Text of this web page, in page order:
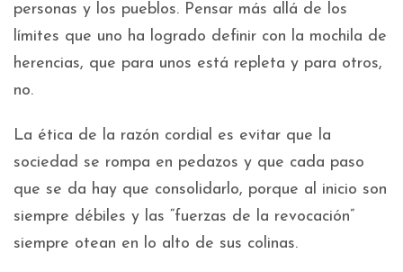
personas y los pueblos. Pensar más allá de los
límites que uno ha logrado definir con la mochila de
herencias, que para unos está repleta y para otros,
no.
La ética de la razón cordial es evitar que la
sociedad se rompa en pedazos y que cada paso
que se da hay que consolidarlo, porque al inicio son
siempre débiles y las “fuerzas de la revocación”
siempre otean en lo alto de sus colinas.